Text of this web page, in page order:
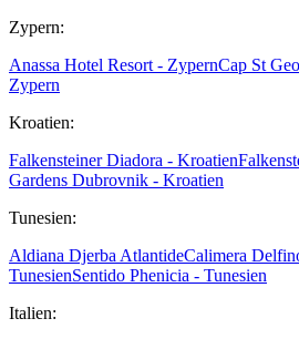
Zypern:
Anassa Hotel Resort - ZypernCap St
Zypern
Kroatien:
Falkensteiner Diadora - Kroatien
Gardens Dubrovnik - Kroatien
Tunesien:
Aldiana Djerba AtlantideCalimera
TunesienSentido Phenicia - Tunesien
Italien: